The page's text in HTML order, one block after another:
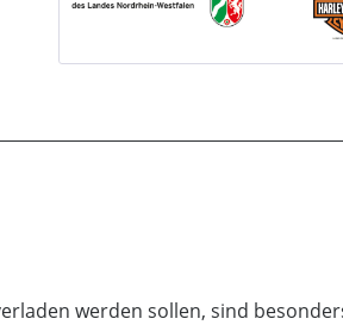
werden sollen, sind